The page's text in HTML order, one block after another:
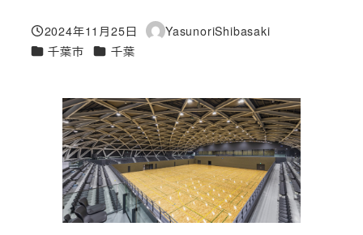
投稿日
2024年11月25日
著
YasunoriShibasaki
エリア千葉市 エリア千葉